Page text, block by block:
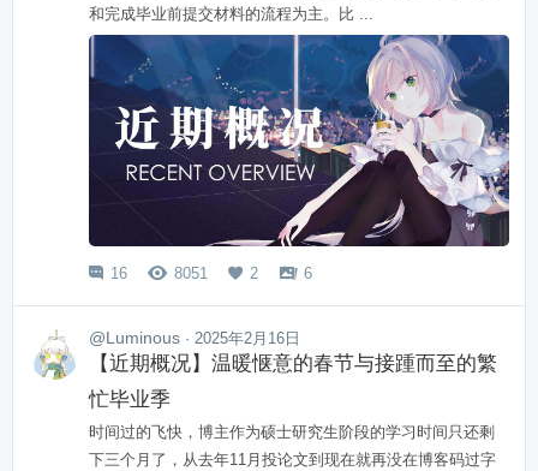
和完成毕业前提交材料的流程为主。比 ...
 16  8051  2  6
@Luminous · 2025年2月16日
【近期概况】温暖惬意的春节与接踵而至的繁
忙毕业季
时间过的飞快，博主作为硕士研究生阶段的学习时间只还剩
下三个月了，从去年11月投论文到现在就再没在博客码过字